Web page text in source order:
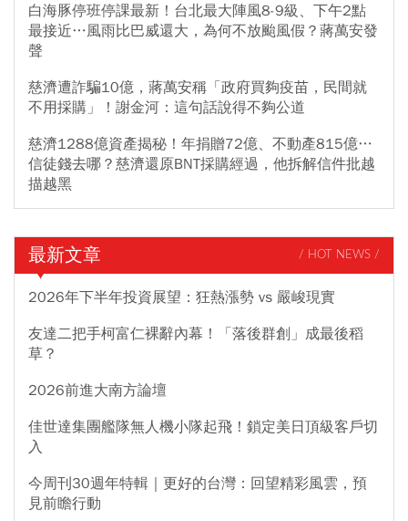
白海豚停班停課最新！台北最大陣風8-9級、下午2點
最接近…風雨比巴威還大，為何不放颱風假？蔣萬安發
聲
慈濟遭詐騙10億，蔣萬安稱「政府買夠疫苗，民間就
不用採購」！謝金河：這句話說得不夠公道
慈濟1288億資產揭秘！年捐贈72億、不動產815億…
信徒錢去哪？慈濟還原BNT採購經過，他拆解信件批越
描越黑
最新文章 / HOT NEWS /
2026年下半年投資展望：狂熱漲勢 vs 嚴峻現實
友達二把手柯富仁裸辭內幕！「落後群創」成最後稻
草？
2026前進大南方論壇
佳世達集團艦隊無人機小隊起飛！鎖定美日頂級客戶切
入
今周刊30週年特輯｜更好的台灣：回望精彩風雲，預
見前瞻行動